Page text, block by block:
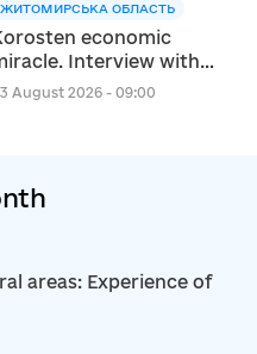
ЖИТОМИРСЬКА ОБЛАСТЬ
economic
Interview with
Moskalenko,
August 2026 - 09:00
areas: Experience of